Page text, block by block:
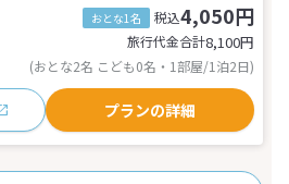
おとな1名 税込4,050円
旅行代金合計8,100円
(おとな2名 こども0名・1部屋/1泊2日)
プランの詳細